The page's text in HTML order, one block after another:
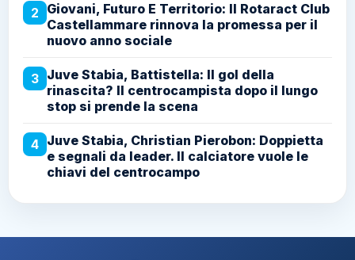
2 Giovani, Futuro E Territorio: Il Rotaract Club
Castellammare rinnova la promessa per il
nuovo anno sociale
3 Juve Stabia, Battistella: Il gol della
rinascita? Il centrocampista dopo il lungo
stop si prende la scena
4 Juve Stabia, Christian Pierobon: Doppietta
e segnali da leader. Il calciatore vuole le
chiavi del centrocampo